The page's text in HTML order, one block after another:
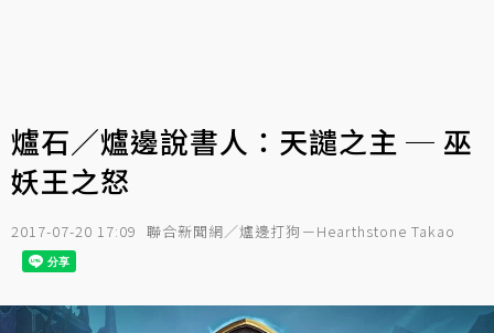
爐石／爐邊說書人：天譴之主 ─ 巫
妖王之怒
2017-07-20 17:09 聯合新聞網／爐邊打狗－Hearthstone Takao